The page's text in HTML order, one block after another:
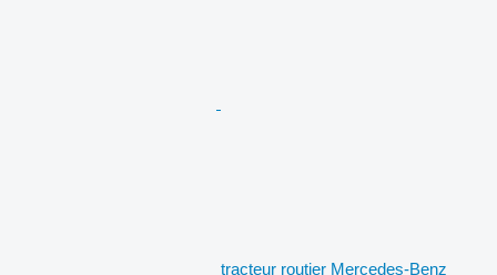
tracteur routier Mercedes-Benz